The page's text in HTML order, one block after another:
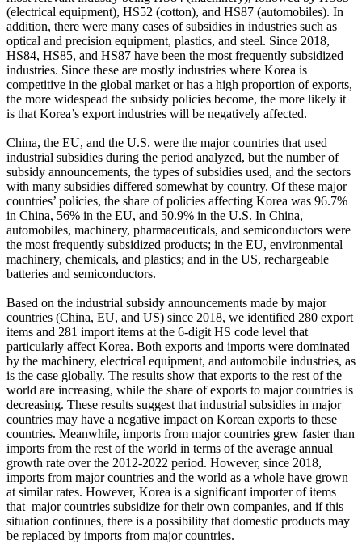
(electrical equipment), HS52 (cotton), and HS87 (automobiles). In
addition, there were many cases of subsidies in industries such as
optical and precision equipment, plastics, and steel. Since 2018,
HS84, HS85, and HS87 have been the most frequently subsidized
industries. Since these are mostly industries where Korea is
competitive in the global market or has a high proportion of exports,
the more widespead the subsidy policies become, the more likely it
is that Korea’s export industries will be negatively affected.
China, the EU, and the U.S. were the major countries that used
industrial subsidies during the period analyzed, but the number of
subsidy announcements, the types of subsidies used, and the sectors
with many subsidies differed somewhat by country. Of these major
countries’ policies, the share of policies affecting Korea was 96.7%
in China, 56% in the EU, and 50.9% in the U.S. In China,
automobiles, machinery, pharmaceuticals, and semiconductors were
the most frequently subsidized products; in the EU, environmental
machinery, chemicals, and plastics; and in the US, rechargeable
batteries and semiconductors.
Based on the industrial subsidy announcements made by major
countries (China, EU, and US) since 2018, we identified 280 export
items and 281 import items at the 6-digit HS code level that
particularly affect Korea. Both exports and imports were dominated
by the machinery, electrical equipment, and automobile industries, as
is the case globally. The results show that exports to the rest of the
world are increasing, while the share of exports to major countries is
decreasing. These results suggest that industrial subsidies in major
countries may have a negative impact on Korean exports to these
countries. Meanwhile, imports from major countries grew faster than
imports from the rest of the world in terms of the average annual
growth rate over the 2012-2022 period. However, since 2018,
imports from major countries and the world as a whole have grown
at similar rates. However, Korea is a significant importer of items
that major countries subsidize for their own companies, and if this
situation continues, there is a possibility that domestic products may
be replaced by imports from major countries.